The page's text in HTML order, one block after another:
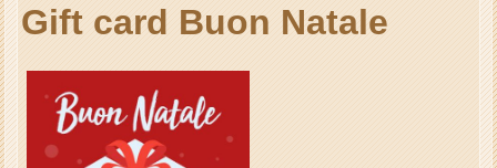
Gift card Buon Natale